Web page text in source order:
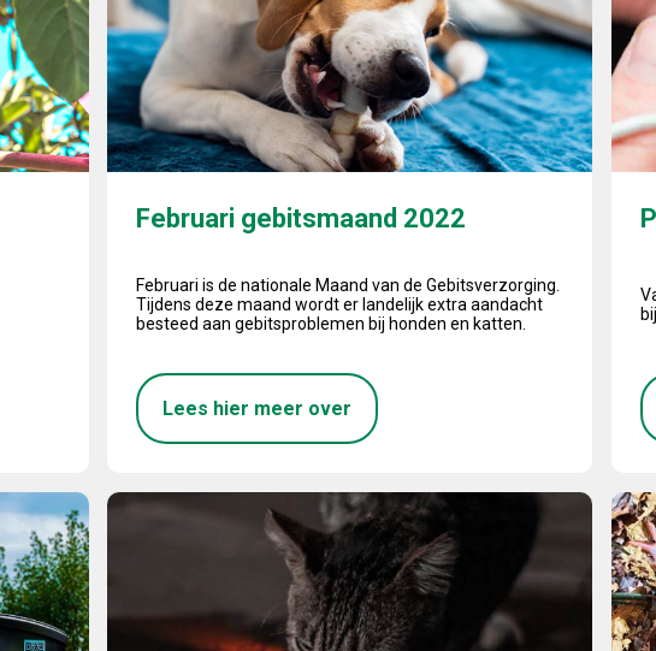
Februari gebitsmaand 2022
Februari is de nationale Maand van de Gebitsverzorging.
Tijdens deze maand wordt er landelijk extra aandacht
besteed aan gebitsproblemen bij honden en katten.
Lees hier meer over
November Diabetesmaand